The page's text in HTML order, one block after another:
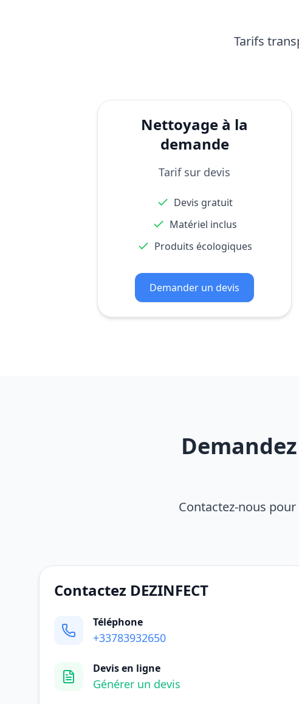
Tarifs
Nettoyage à la
demande
Tarif sur devis
Devis gratuit
Matériel inclus
Produits écologiques
Demander un devis
Contactez-nous
Contactez DEZINFECT
Téléphone
+33783932650
Devis en ligne
Générer un devis